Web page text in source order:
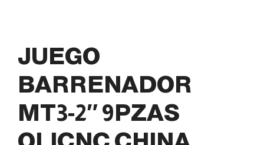
JUEGO
BARRENADOR
MT3-2″ 9PZAS